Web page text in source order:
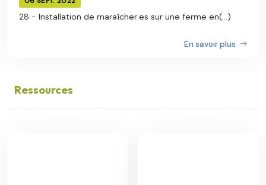
28 - Installation de maraîcher·es sur une ferme en(...)
En savoir plus
Ressources